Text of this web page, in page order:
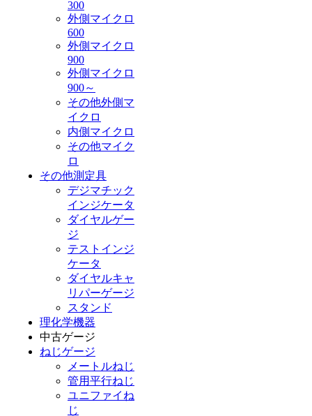
300
外側マイクロ
600
外側マイクロ
900
外側マイクロ
900～
その他外側マ
イクロ
内側マイクロ
その他マイク
ロ
その他測定具
デジマチック
インジケータ
ダイヤルゲー
ジ
テストインジ
ケータ
ダイヤルキャ
リパーゲージ
スタンド
理化学機器
中古ゲージ
ねじゲージ
メートルねじ
管用平行ねじ
ユニファイね
じ